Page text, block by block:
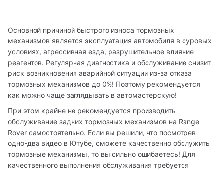
Основной причиной быстрого износа тормозных
механизмов является эксплуатация автомобиля в суровых
условиях, агрессивная езда, разрушительное влияние
реагентов. Регулярная диагностика и обслуживание снизит
риск возникновения аварийной ситуации из-за отказа
тормозных механизмов до 0%! Поэтому рекомендуется
как можно чаще заглядывать в автомастерскую!
При этом крайне не рекомендуется производить
обслуживание задних тормозных механизмов на Range
Rover самостоятельно. Если вы решили, что посмотрев
одно-два видео в Ютубе, сможете качественно обслужить
тормозные механизмы, то вы сильно ошибаетесь! Для
качественного выполнения обслуживания требуется